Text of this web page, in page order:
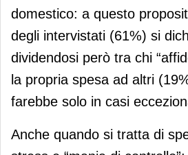
domestico: a questo
degli intervistati (61%) si
dividendosi però tra chi
la propria spesa ad altri
farebbe solo in casi
Anche quando si tratta di